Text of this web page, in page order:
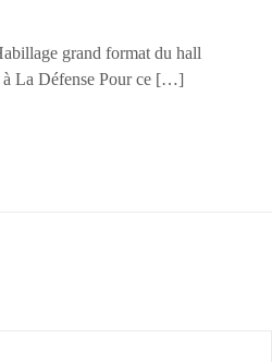
grand format du hall
à La Défense Pour ce […]